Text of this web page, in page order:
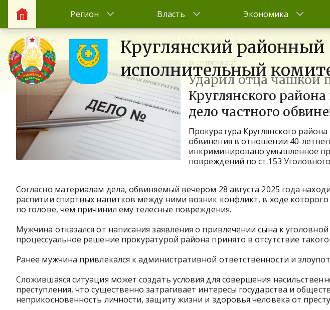
Регион Власть Экономика
Круглянский районный
исполнительный
Главная Новости Прокуратура | Информация Ударил отца чашкой
29 СЕНТЯБРЯ 2025
Ударил отца чашкой
Круглянского
дело частного
Прокуратура Круглянского
обвинения в отношении 40-
инкриминировано умышленное
повреждений по ст.153
Согласно материалам дела, обвиняемый вечером 28 августа 2025 года
распитии спиртных напитков между ними возник конфликт, в ходе
по голове, чем причинил ему телесные повреждения.
Мужчина отказался от написания заявления о привлечении сына к
процессуальное решение прокуратурой района принято в отсутствие такого
Ранее мужчина привлекался к административной ответственности и
Сложившаяся ситуация может создать условия для совершения
преступления, что существенно затрагивает интересы государства и
неприкосновенность личности, защиту жизни и здоровья человека от